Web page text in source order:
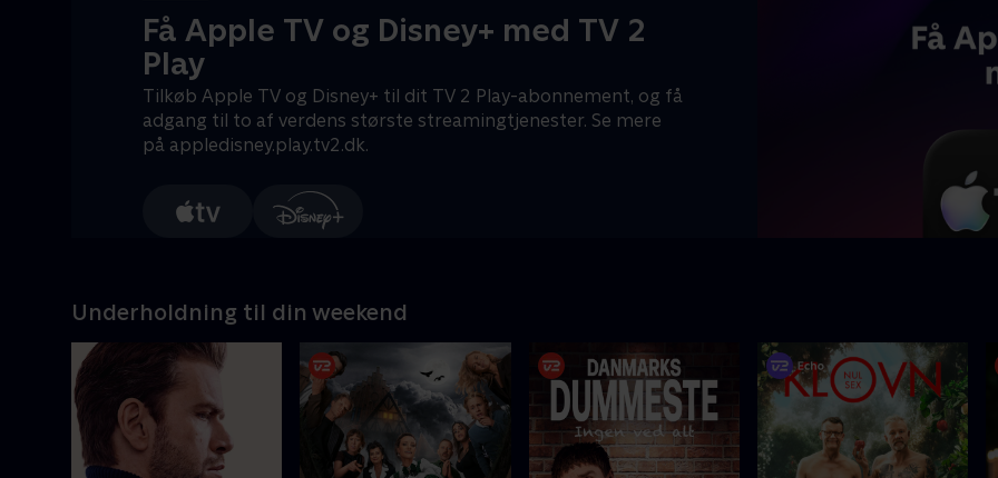
Få Apple TV og Disney+ med TV 2
Play
Tilkøb Apple TV og Disney+ til dit TV 2 Play-abonnement, og få
adgang til to af verdens største streamingtjenester. Se mere
på appledisney.play.tv2.dk.
Underholdning til din weekend